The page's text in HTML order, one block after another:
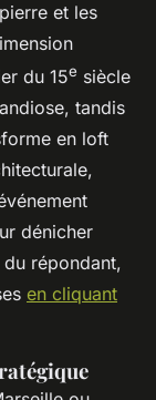
et les
du 15e siècle
tandis
en loft
dénicher
répondant,
en cliquant